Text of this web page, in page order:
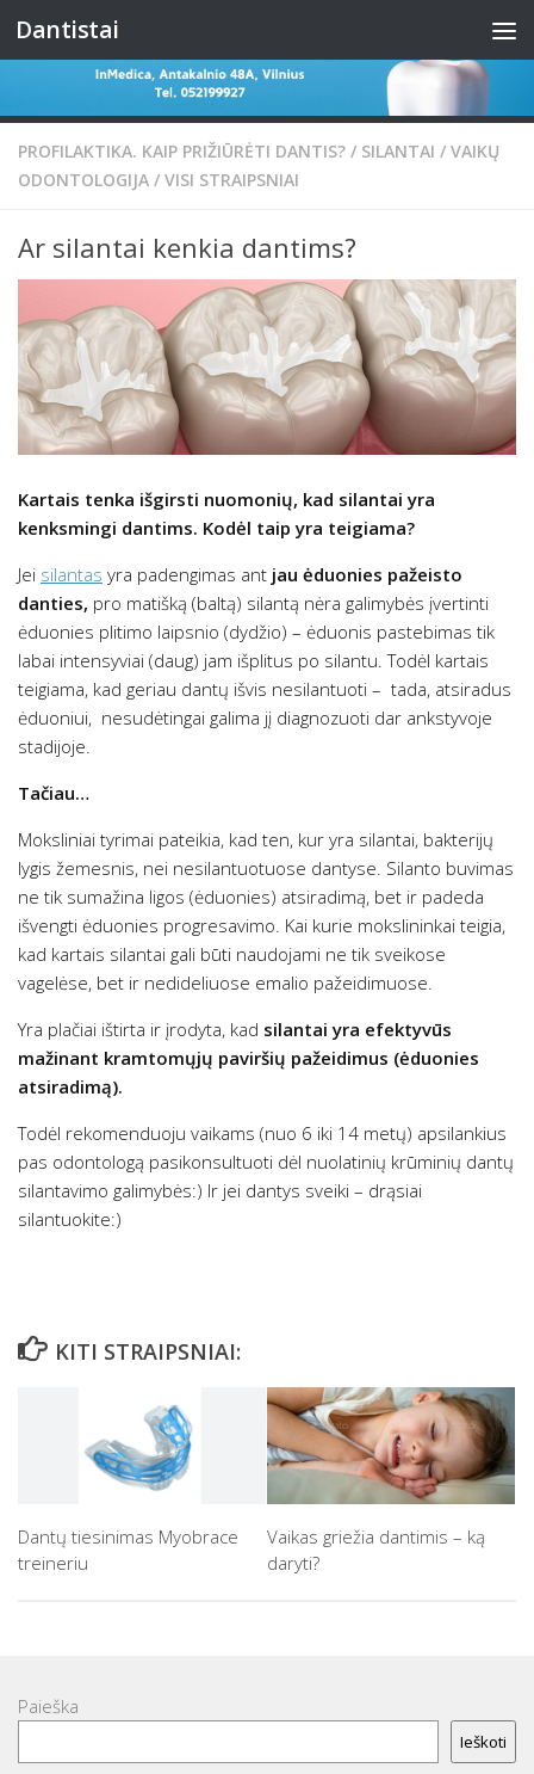
Skip to content
Dantistai
PROFILAKTIKA. KAIP PRIŽIŪRĖTI DANTIS? / SILANTAI / VAIKŲ
ODONTOLOGIJA / VISI STRAIPSNIAI
Ar silantai kenkia dantims?
Kartais tenka išgirsti nuomonių, kad silantai yra
kenksmingi dantims. Kodėl taip yra teigiama?
Jei silantas yra padengimas ant jau ėduonies pažeisto
danties, pro matišką (baltą) silantą nėra galimybės įvertinti
ėduonies plitimo laipsnio (dydžio) – ėduonis pastebimas tik
labai intensyviai (daug) jam išplitus po silantu. Todėl kartais
teigiama, kad geriau dantų išvis nesilantuoti – tada, atsiradus
ėduoniui, nesudėtingai galima jį diagnozuoti dar ankstyvoje
stadijoje.
Tačiau…
Moksliniai tyrimai pateikia, kad ten, kur yra silantai, bakterijų
lygis žemesnis, nei nesilantuotuose dantyse. Silanto buvimas
ne tik sumažina ligos (ėduonies) atsiradimą, bet ir padeda
išvengti ėduonies progresavimo. Kai kurie mokslininkai teigia,
kad kartais silantai gali būti naudojami ne tik sveikose
vagelėse, bet ir nedideliuose emalio pažeidimuose.
Yra plačiai ištirta ir įrodyta, kad silantai yra efektyvūs
mažinant kramtomųjų paviršių pažeidimus (ėduonies
atsiradimą).
Todėl rekomenduoju vaikams (nuo 6 iki 14 metų) apsilankius
pas odontologą pasikonsultuoti dėl nuolatinių krūminių dantų
silantavimo galimybės:) Ir jei dantys sveiki – drąsiai
silantuokite:)
KITI STRAIPSNIAI:
Dantų tiesinimas Myobrace
treineriu
Vaikas griežia dantimis – ką
daryti?
Paieška
Ieškoti